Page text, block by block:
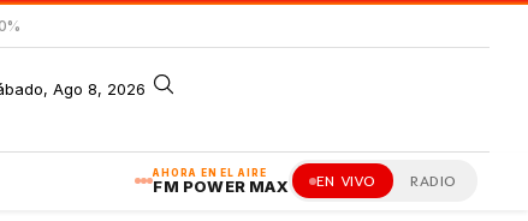
Ago 8, 2026
AHORA EN EL AIRE
FM POWER MAX EN VIVO RADIO